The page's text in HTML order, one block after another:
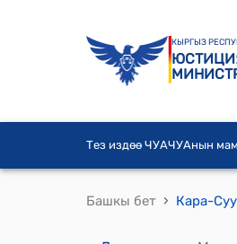
КЫРГЫЗ
Тез издөө ЧУАЧУАнын
Башкы бет ›